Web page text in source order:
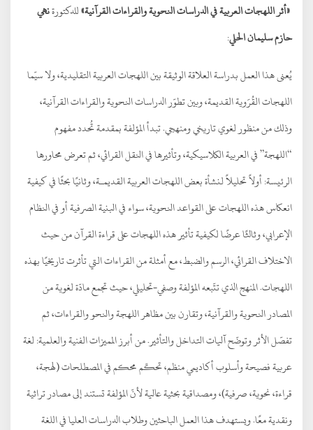
«أثر اللهجات العربية في الدراسات النحوية والقراءات القرآنية»للدكتورةنهي
حازم سليمان الحلي:
يُعنى هذا العمل بدراسة العلاقة الوثيقة بين اللهجات العربية التقليدية، ولا سيّما
اللهجات القُرَوية القديمة، وبين تطوّر الدراسات النحوية والقراءات القرآنية،
وذلك من منظور لغوي تاريخي ومنهجي. تبدأ المؤلفة بمقدمة تُحدد مفهوم
“اللهجة” في العربية الكلاسيكية، وتأثيرها في النقل القرائي، ثم تعرض محاورها
الرئيسة: أولاً تحليلاً لنشأة بعض اللهجات العربية القديمـة، وثانيًا بحثًا في كيفية
انعكاس هذه اللهجات على القواعد النحوية، سواء في البنية الصرفية أو في النظام
الإعرابي، وثالثًا عرضًا لكيفية تأثير هذه اللهجات على قراءة القرآن من حيث
الاختلاف القرائي، الرسم والضبط، مع أمثلة من القراءات التي تأثرت تاريخيًا بهذه
اللهجات. المنهج الذي تتّبعه المؤلفة وصفي-تحليلي، حيث تجمع مادّة لغوية من
المصادر النحوية والقرآنية، وتقارن بين مظاهر اللهجة والنحو والقراءات، ثم
تفصّل الأثر وتوضّح آليات التداخل والتأثير. من أبرز المميزات الفنية والعلمية: لغة
عربية فصيحة وأسلوب أكاديمي منظم، تحكّم محكم في المصطلحات (لهجة،
قراءة، نحوية، صرفية)، ومصداقية بحثية عالية لأنّ المؤلفة تستند إلى مصادر تراثية
ونقدية معًا. ويستهدف هذا العمل الباحثين وطلاب الدراسات العليا في اللغة